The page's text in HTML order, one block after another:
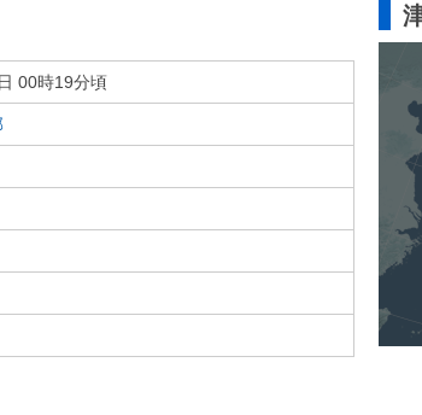
00時19分頃